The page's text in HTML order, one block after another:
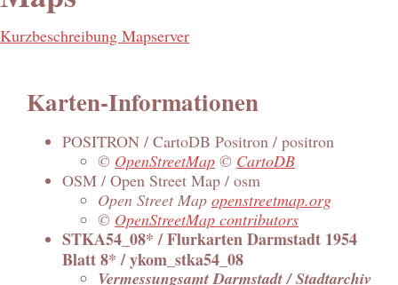
Kurzbeschreibung Mapserver
Karten-Informationen
POSITRON / CartoDB Positron / positron
© OpenStreetMap © CartoDB
OSM / Open Street Map / osm
Open Street Map openstreetmap.org
© OpenStreetMap contributors
STKA54_08* / Flurkarten Darmstadt 1954
Blatt 8* / ykom_stka54_08
Vermessungsamt Darmstadt / Stadtarchiv